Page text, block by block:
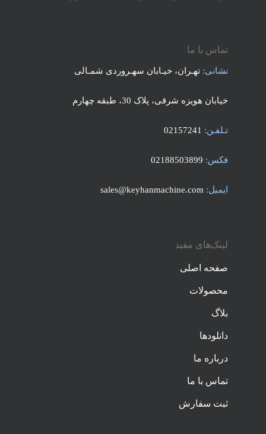
تماس با ما
نشانی: تهـران، خیـابان سهـروردی شمـالی
خیابان هویزه شرقی، پلاک 30، طبقه چهارم
تـلفـن: 02157241
فکس: 02188503899
ایمیل: sales@keyhanmachine.com
لینک‌های مفید
صفحه اصلی
محصولات
بلاگ
دانلودها
درباره ما
تماس با ما
ثبت سفارش